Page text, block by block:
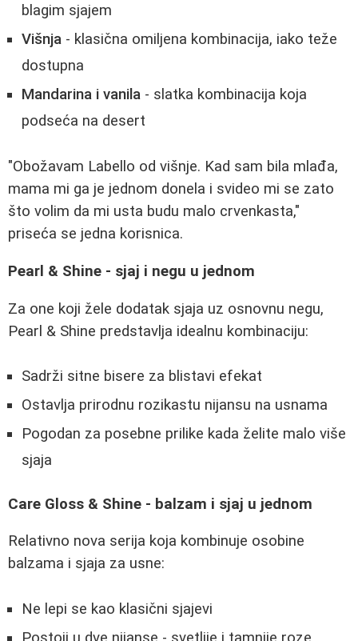
blagim sjajem
Višnja - klasična omiljena kombinacija, iako teže
dostupna
Mandarina i vanila - slatka kombinacija koja
podseća na desert
"Obožavam Labello od višnje. Kad sam bila mlađa,
mama mi ga je jednom donela i svideo mi se zato
što volim da mi usta budu malo crvenkasta,"
priseća se jedna korisnica.
Pearl & Shine - sjaj i negu u jednom
Za one koji žele dodatak sjaja uz osnovnu negu,
Pearl & Shine predstavlja idealnu kombinaciju:
Sadrži sitne bisere za blistavi efekat
Ostavlja prirodnu rozikastu nijansu na usnama
Pogodan za posebne prilike kada želite malo više
sjaja
Care Gloss & Shine - balzam i sjaj u jednom
Relativno nova serija koja kombinuje osobine
balzama i sjaja za usne:
Ne lepi se kao klasični sjajevi